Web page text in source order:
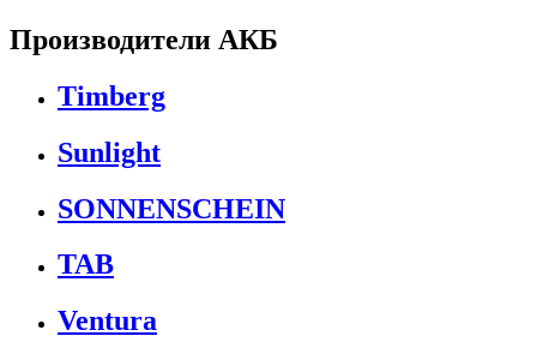
Производители АКБ
Timberg
Sunlight
SONNENSCHEIN
TAB
Ventura